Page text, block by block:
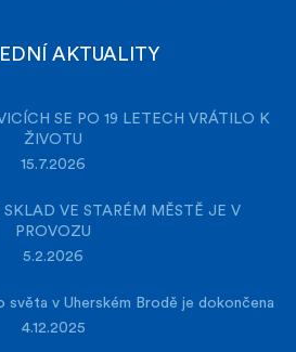
AKTUALITY
SE PO 19 LETECH VRÁTILO K
ŽIVOTU
15.7.2026
VE STARÉM MĚSTĚ JE V
PROVOZU
5.2.2026
světa v Uherském Brodě je dokončena
4.12.2025